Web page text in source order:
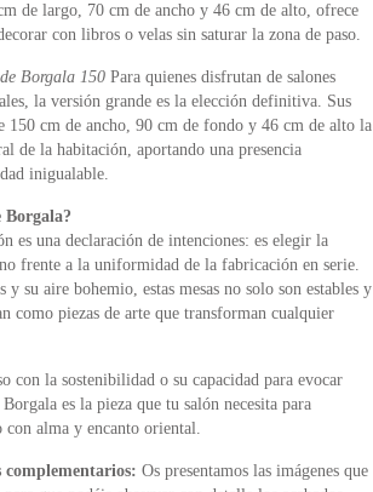
de largo, 70 cm de ancho y 46 cm de alto, ofrece
con libros o velas sin saturar la zona de paso.
Borgala 150 Para quienes disfrutan de salones
la versión grande es la elección definitiva. Sus
150 cm de ancho, 90 cm de fondo y 46 cm de alto la
de la habitación, aportando una presencia
inigualable.
Borgala?
es una declaración de intenciones: es elegir la
frente a la uniformidad de la fabricación en serie.
y su aire bohemio, estas mesas no solo son estables y
como piezas de arte que transforman cualquier
con la sostenibilidad o su capacidad para evocar
es la pieza que tu salón necesita para
alma y encanto oriental.
complementarios: Os presentamos las imágenes que